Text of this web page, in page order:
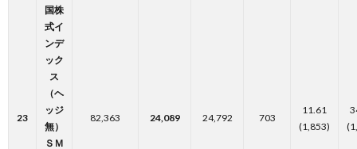
23
国株
式イ
ンデ
ック
ス
（ヘ
ッジ
無）
ＳＭ
82,363 24,089 24,792 703
11.61
(1,853)